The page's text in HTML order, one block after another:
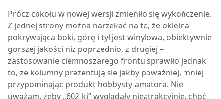
Prócz cokołu w nowej wersji zmieniło się wykończenie.
Z jednej strony można narzekać na to, że okleina
pokrywająca boki, górę i tył jest winylowa, obiektywnie
gorszej jakości niż poprzednio, z drugiej –
zastosowanie ciemnoszarego frontu sprawiło jednak
to, ze kolumny prezentują sie jakby poważniej, mniej
przypominając produkt hobbysty-amatora. Nie
uważam, żeby „602-ki” wyglądały nieatrakcyjnie, choć